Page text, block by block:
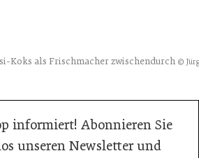
Koks als Frischmacher zwischendurch ©
informiert! Abonnieren Sie
unseren Newsletter und